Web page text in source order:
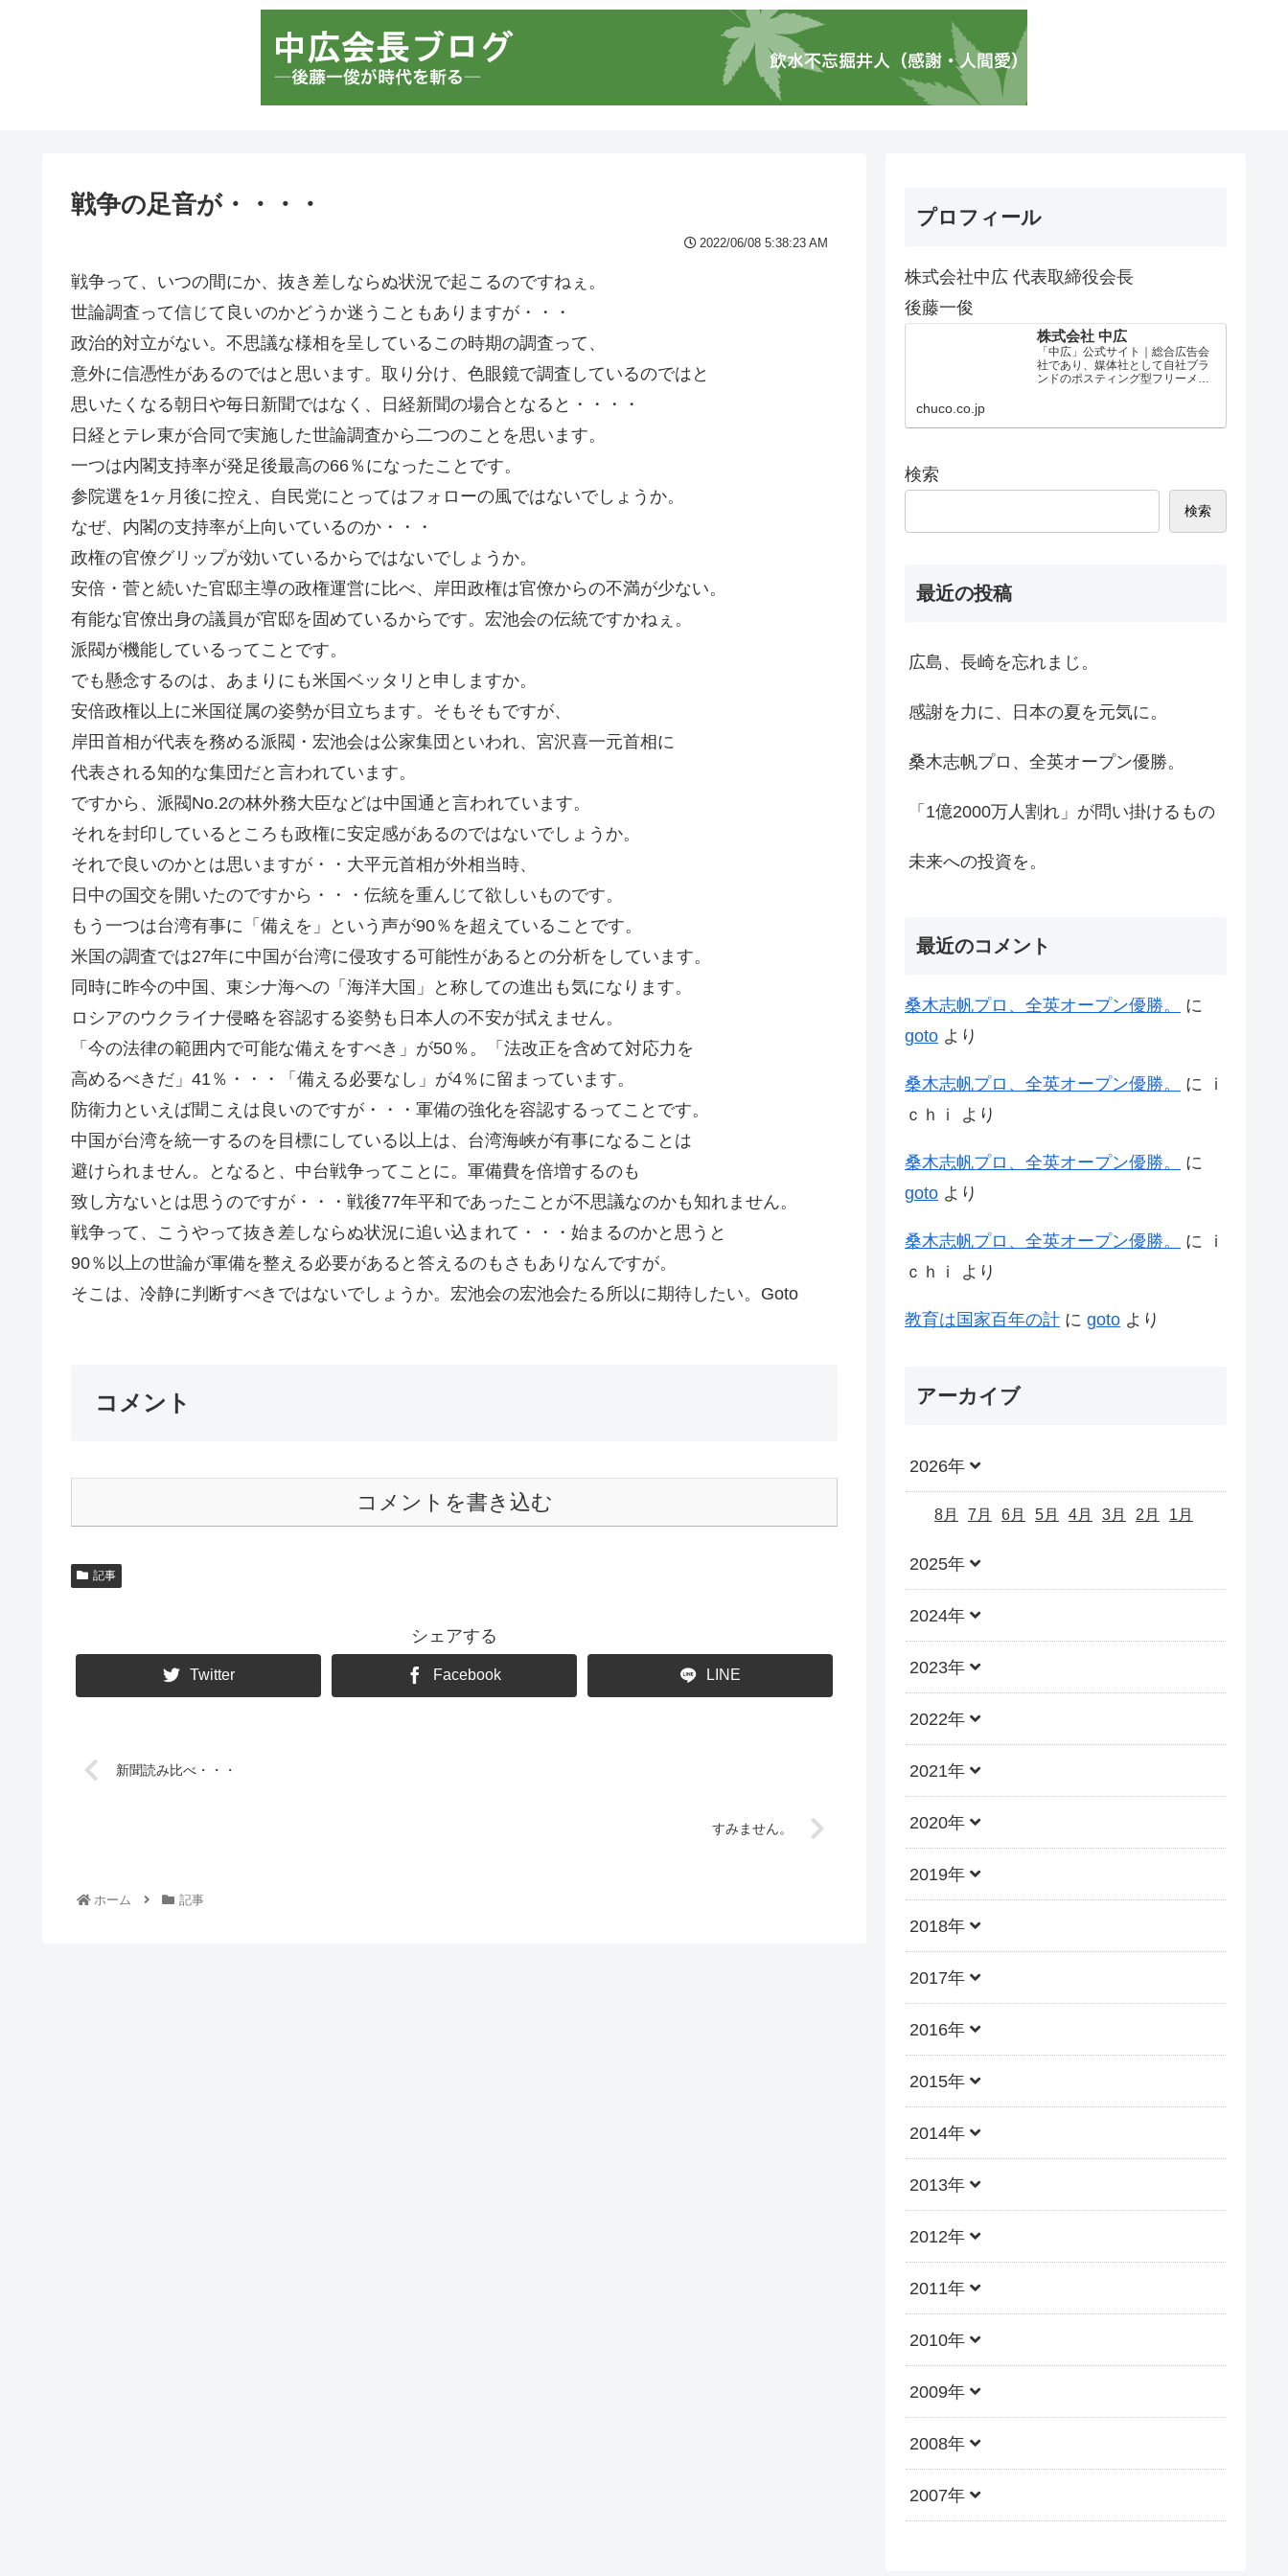
戦争の足音が・・・・
2022/06/08 5:38:23 AM
戦争って、いつの間にか、抜き差しならぬ状況で起こるのですねぇ。
世論調査って信じて良いのかどうか迷うこともありますが・・・
政治的対立がない。不思議な様相を呈しているこの時期の調査って、
意外に信憑性があるのではと思います。取り分け、色眼鏡で調査しているのではと
思いたくなる朝日や毎日新聞ではなく、日経新聞の場合となると・・・・
日経とテレ東が合同で実施した世論調査から二つのことを思います。
一つは内閣支持率が発足後最高の66％になったことです。
参院選を1ヶ月後に控え、自民党にとってはフォローの風ではないでしょうか。
なぜ、内閣の支持率が上向いているのか・・・
政権の官僚グリップが効いているからではないでしょうか。
安倍・菅と続いた官邸主導の政権運営に比べ、岸田政権は官僚からの不満が少ない。
有能な官僚出身の議員が官邸を固めているからです。宏池会の伝統ですかねぇ。
派閥が機能しているってことです。
でも懸念するのは、あまりにも米国ベッタリと申しますか。
安倍政権以上に米国従属の姿勢が目立ちます。そもそもですが、
岸田首相が代表を務める派閥・宏池会は公家集団といわれ、宮沢喜一元首相に
代表される知的な集団だと言われています。
ですから、派閥No.2の林外務大臣などは中国通と言われています。
それを封印しているところも政権に安定感があるのではないでしょうか。
それで良いのかとは思いますが・・大平元首相が外相当時、
日中の国交を開いたのですから・・・伝統を重んじて欲しいものです。
もう一つは台湾有事に「備えを」という声が90％を超えていることです。
米国の調査では27年に中国が台湾に侵攻する可能性があるとの分析をしています。
同時に昨今の中国、東シナ海への「海洋大国」と称しての進出も気になります。
ロシアのウクライナ侵略を容認する姿勢も日本人の不安が拭えません。
「今の法律の範囲内で可能な備えをすべき」が50％。「法改正を含めて対応力を
高めるべきだ」41％・・・「備える必要なし」が4％に留まっています。
防衛力といえば聞こえは良いのですが・・・軍備の強化を容認するってことです。
中国が台湾を統一するのを目標にしている以上は、台湾海峡が有事になることは
避けられません。となると、中台戦争ってことに。軍備費を倍増するのも
致し方ないとは思うのですが・・・戦後77年平和であったことが不思議なのかも知れません。
戦争って、こうやって抜き差しならぬ状況に追い込まれて・・・始まるのかと思うと
90％以上の世論が軍備を整える必要があると答えるのもさもありなんですが。
そこは、冷静に判断すべきではないでしょうか。宏池会の宏池会たる所以に期待したい。Goto
コメント
コメントを書き込む
記事
シェアする
Twitter Facebook LINE
新聞読み比べ・・・
すみません。
ホーム 記事
プロフィール
株式会社中広 代表取締役会長
後藤一俊
株式会社 中広
「中広」公式サイト｜総合広告会
社であり、媒体社として自社ブラ
ンドのポスティング型フリーメデ
chuco.co.jp
検索
検索
最近の投稿
広島、長崎を忘れまじ。
感謝を力に、日本の夏を元気に。
桑木志帆プロ、全英オープン優勝。
「1億2000万人割れ」が問い掛けるもの
未来への投資を。
最近のコメント
桑木志帆プロ、全英オープン優勝。
に
goto より
桑木志帆プロ、全英オープン優勝。 に
ｉ
ｃｈｉ
より
桑木志帆プロ、全英オープン優勝。
に
goto より
桑木志帆プロ、全英オープン優勝。 に
ｉ
ｃｈｉ
より
教育は国家百年の計 に goto より
アーカイブ
2026年
8月 7月 6月 5月 4月 3月 2月 1月
2025年
2024年
2023年
2022年
2021年
2020年
2019年
2018年
2017年
2016年
2015年
2014年
2013年
2012年
2011年
2010年
2009年
2008年
2007年